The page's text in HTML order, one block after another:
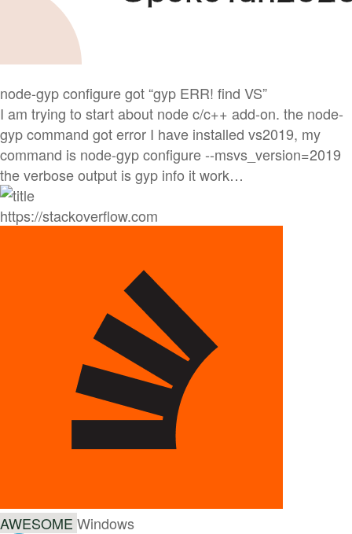
node-gyp configure got “gyp ERR! find VS”
I am trying to start about node c/c++ add-on. the node-
gyp command got error I have installed vs2019, my
command is node-gyp configure --msvs_version=2019
the verbose output is gyp info it work…
https://stackoverflow.com
AWESOME Windows